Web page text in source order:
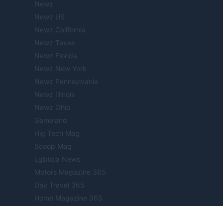
Newz
Newz US
Newz California
Newz Texas
Newz Florida
Newz New York
Newz Pennsylvania
Newz Illinois
Newz Ohio
Gameland
Hig Tech Mag
Scoop Mag
Lgbtqia News
Motors Magazine 365
Day Travel 365
Home Magazine 365